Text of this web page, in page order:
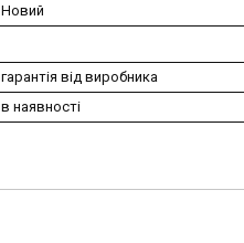
Новий
гарантія від виробника
в наявності